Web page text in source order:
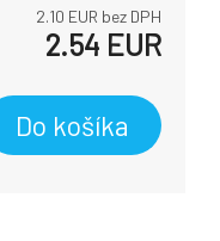
2.10 EUR bez DPH
2.54 EUR
Do košíka